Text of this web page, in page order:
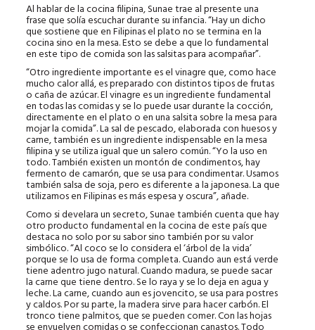
Al hablar de la cocina filipina, Sunae trae al presente una
frase que solía escuchar durante su infancia. “Hay un dicho
que sostiene que en Filipinas el plato no se termina en la
cocina sino en la mesa. Esto se debe a que lo fundamental
en este tipo de comida son las salsitas para acompañar”.
“Otro ingrediente importante es el vinagre que, como hace
mucho calor allá, es preparado con distintos tipos de frutas
o caña de azúcar. El vinagre es un ingrediente fundamental
en todas las comidas y se lo puede usar durante la cocción,
directamente en el plato o en una salsita sobre la mesa para
mojar la comida”. La sal de pescado, elaborada con huesos y
carne, también es un ingrediente indispensable en la mesa
filipina y se utiliza igual que un salero común. “Yo la uso en
todo. También existen un montón de condimentos, hay
fermento de camarón, que se usa para condimentar. Usamos
también salsa de soja, pero es diferente a la japonesa. La que
utilizamos en Filipinas es más espesa y oscura”, añade.
Como si develara un secreto, Sunae también cuenta que hay
otro producto fundamental en la cocina de este país que
destaca no solo por su sabor sino también por su valor
simbólico. “Al coco se lo considera el ‘árbol de la vida’
porque se lo usa de forma completa. Cuando aun está verde
tiene adentro jugo natural. Cuando madura, se puede sacar
la carne que tiene dentro. Se lo raya y se lo deja en agua y
leche. La carne, cuando aun es jovencito, se usa para postres
y caldos. Por su parte, la madera sirve para hacer carbón. El
tronco tiene palmitos, que se pueden comer. Con las hojas